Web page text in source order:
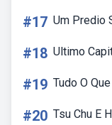
#17 Um Predio
#18 Ultimo
#19 Tudo O
#20 Tsu Chu E